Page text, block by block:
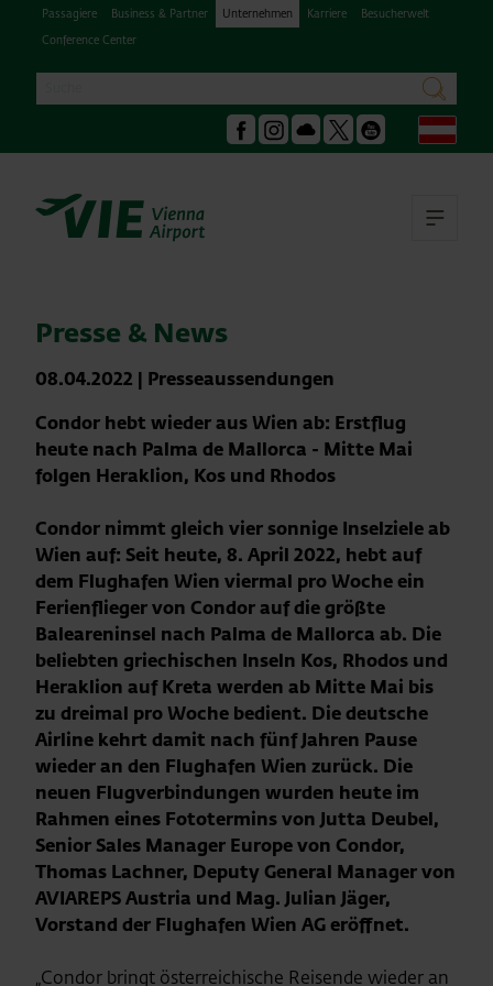
Passagiere Business & Partner Unternehmen Karriere
Besucherwelt
Conference Center
suchen
Facebook
Instagram
Podcast Youtube
Presse & News
08.04.2022 | Presseaussendungen
Condor hebt wieder aus Wien ab: Erstflug
heute nach Palma de Mallorca - Mitte Mai
folgen Heraklion, Kos und Rhodos
Condor nimmt gleich vier sonnige Inselziele ab
Wien auf: Seit heute, 8. April 2022, hebt auf
dem Flughafen Wien viermal pro Woche ein
Ferienflieger von Condor auf die größte
Baleareninsel nach Palma de Mallorca ab. Die
beliebten griechischen Inseln Kos, Rhodos und
Heraklion auf Kreta werden ab Mitte Mai bis
zu dreimal pro Woche bedient. Die deutsche
Airline kehrt damit nach fünf Jahren Pause
wieder an den Flughafen Wien zurück. Die
neuen Flugverbindungen wurden heute im
Rahmen eines Fototermins von Jutta Deubel,
Senior Sales Manager Europe von Condor,
Thomas Lachner, Deputy General Manager von
AVIAREPS Austria und Mag. Julian Jäger,
Vorstand der Flughafen Wien AG eröffnet.
„Condor bringt österreichische Reisende wieder an